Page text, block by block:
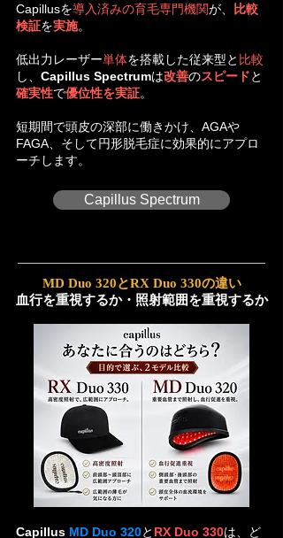
Capillusを導入済みの育毛専門機関が、
比較
検証を実施。
低出力レーザー単体を搭載した従来型と 比較
し、 Capillus Spectrumは改善のスピードと
確実性で優位性を実証。
短期間で頭皮の深部に働きかけ、AGAや
FAGA、そして円形脱毛症に効果的にアプロ
ーチします。
Capillus Spectrum
MD Duo 320とRX Duo 330の違い
血行を重視するか・照射範囲を重視するか
Capillus MD Duo 320と RX Duo 330は、ど